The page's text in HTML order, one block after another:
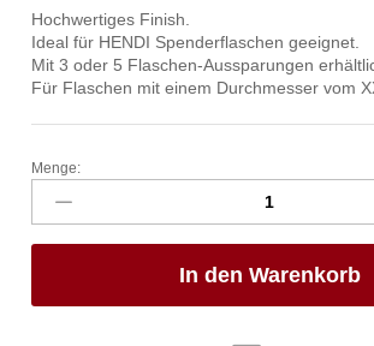
Hochwertiges Finish.
Ideal für HENDI Spenderflaschen geeignet.
Mit 3 oder 5 Flaschen-Aussparungen
Für Flaschen mit einem Durchmesser vom
Saucenflaschen-
Halter,
HENDI,
3-
ø50
Menge:
In den Warenkorb